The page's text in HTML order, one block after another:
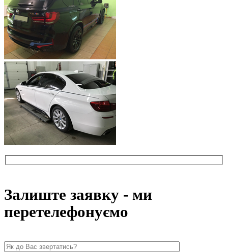
Залиште заявку - ми
перетелефонуємо